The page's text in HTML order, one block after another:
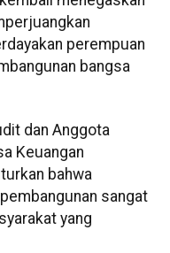
perempuan
bangsa
dan Anggota
Keuangan
bahwa
sangat
yang